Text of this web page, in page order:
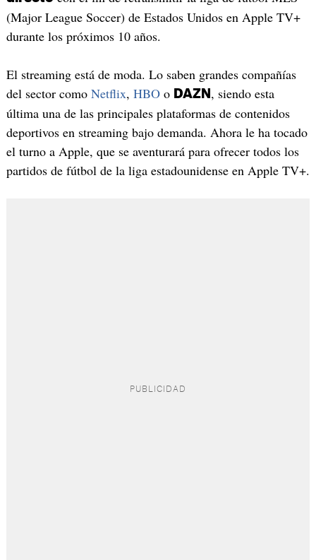
(Major League Soccer) de Estados Unidos en Apple TV+
durante los próximos 10 años.
El streaming está de moda. Lo saben grandes compañías
del sector como Netflix, HBOo DAZN , siendo esta
última una de las principales plataformas de contenidos
deportivos en streaming bajo demanda. Ahora le ha tocado
el turno a Apple, que se aventurará para ofrecer todos los
partidos de fútbol de la liga estadounidense en Apple TV+.